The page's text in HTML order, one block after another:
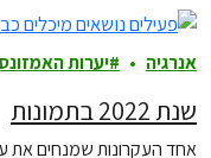
אנרגיה יערות האמזונס
שנת 2022 בתמונות
אחד העקרונות שמנחים את